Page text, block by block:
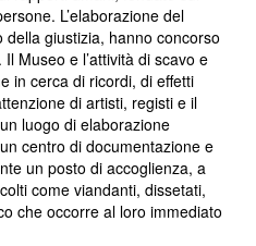
L’elaborazione del
giustizia, hanno concorso
Museo e l’attività di scavo e
in cerca di ricordi, di effetti
di artisti, registi e il
luogo di elaborazione
centro di documentazione e
un posto di accoglienza, a
come viandanti, dissetati,
che occorre al loro immediato